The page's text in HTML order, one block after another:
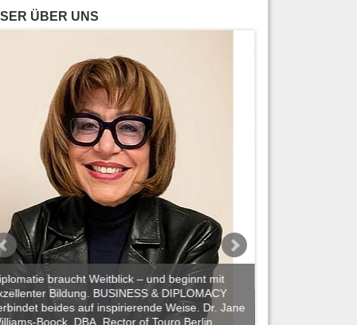
ÜBER UNS
braucht Weitblick – und beginnt mit
Bildung. BUSINESS & DIPLOMACY
beides auf inspirierende Weise. Dr. Jane
Boock, DBA, Rector of Touro Berlin